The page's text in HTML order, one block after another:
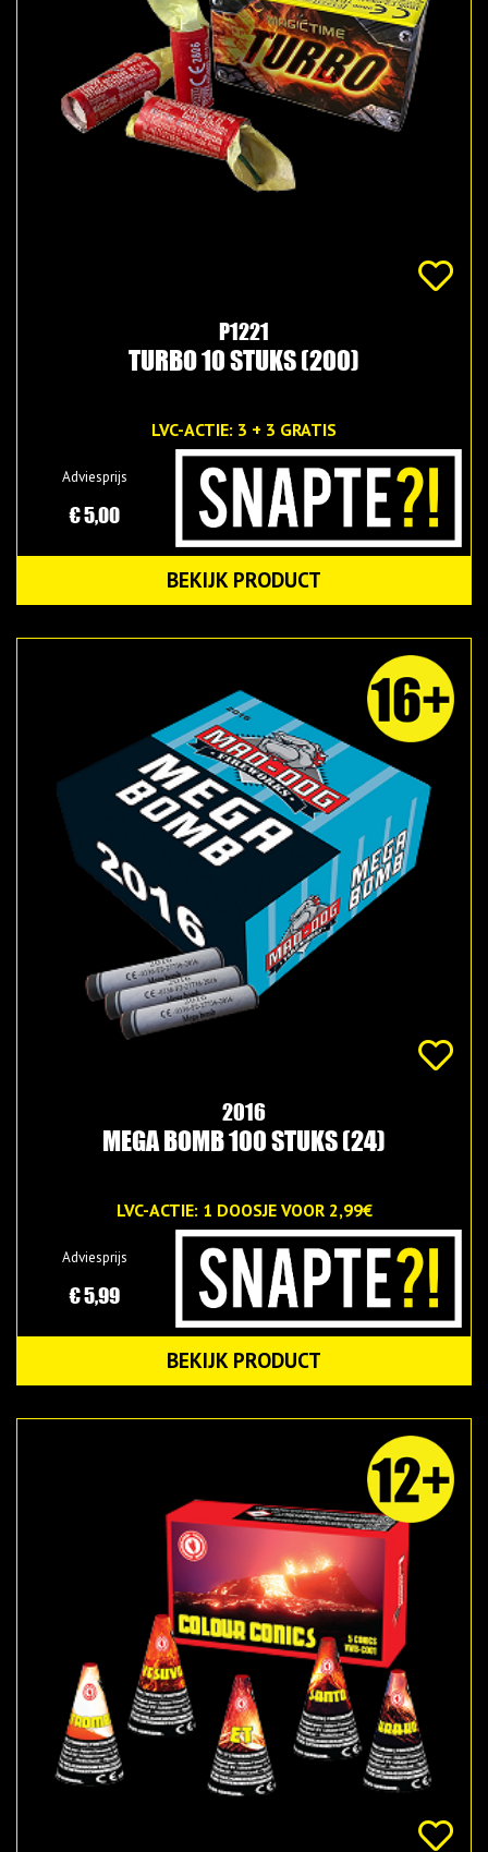
P1221
TURBO 10 STUKS (200)
LVC-ACTIE: 3 + 3 GRATIS
Adviesprijs
€ 5,00
BEKIJK PRODUCT
2016
MEGA BOMB 100 STUKS (24)
LVC-ACTIE: 1 DOOSJE VOOR 2,99€
Adviesprijs
€ 5,99
BEKIJK PRODUCT